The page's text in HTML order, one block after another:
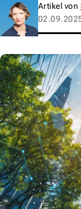
Artikel von